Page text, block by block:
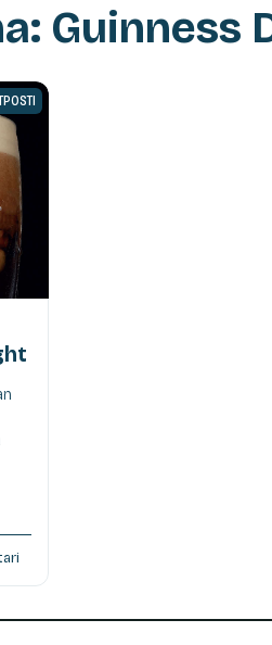
Guinness